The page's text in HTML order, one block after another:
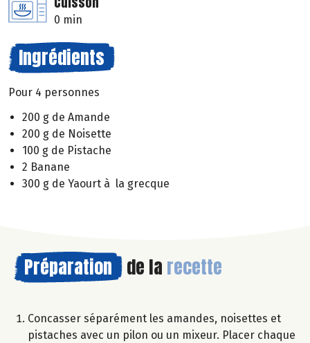
0 min
Ingrédients
Pour 4 personnes
200 g de Amande
200 g de Noisette
100 g de Pistache
2 Banane
300 g de Yaourt à la grecque
Préparation de la recette
Concasser séparément les amandes, noisettes et
pistaches avec un pilon ou un mixeur. Placer chaque